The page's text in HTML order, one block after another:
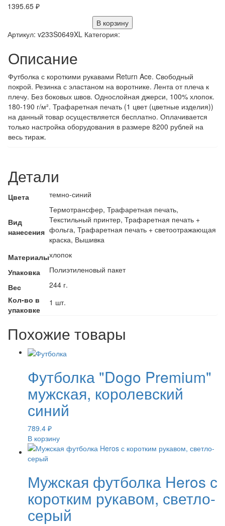
1395.65 ₽
В корзину
Артикул: v233S0649XL Категория:
Описание
Футболка с короткими рукавами Return Ace. Свободный
покрой. Резинка с эластаном на воротнике. Лента от плеча к
плечу. Без боковых швов. Однослойная джерси, 100% хлопок.
180-190 г/м². Трафаретная печать (1 цвет (цветные изделия))
на данный товар осуществляется бесплатно. Оплачивается
только настройка оборудования в размере 8200 рублей на
весь тираж.
Детали
Цвета темно-синий
Вид
нанесения
Термотрансфер, Трафаретная печать,
Текстильный принтер, Трафаретная печать +
фольга, Трафаретная печать + светоотражающая
краска, Вышивка
Материалыхлопок
Упаковка
Полиэтиленовый пакет
Вес
244 г.
Кол-во в
упаковке
1 шт.
Похожие товары
Футболка "Dogo Premium"
мужская, королевский
синий
789.4 ₽
В корзину
Мужская футболка Heros с
коротким рукавом, светло-
серый